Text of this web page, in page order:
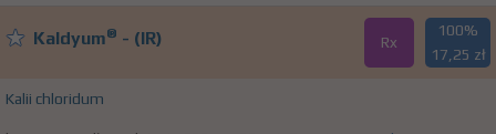
Kaldyum® - (IR) Rx
100%
17,25 zł
Kalii chloridum